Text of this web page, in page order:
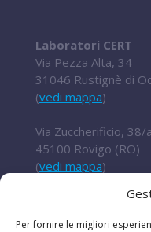
Per fornire le migliori
Laboratori CERT
Via Pezza Alta, 34
31046 Rustignè di
(vedi mappa)
Via Zuccherificio, 38/a
45100 Rovigo (RO)
(vedi mappa)
+ 39 0422
cert@t2i.it